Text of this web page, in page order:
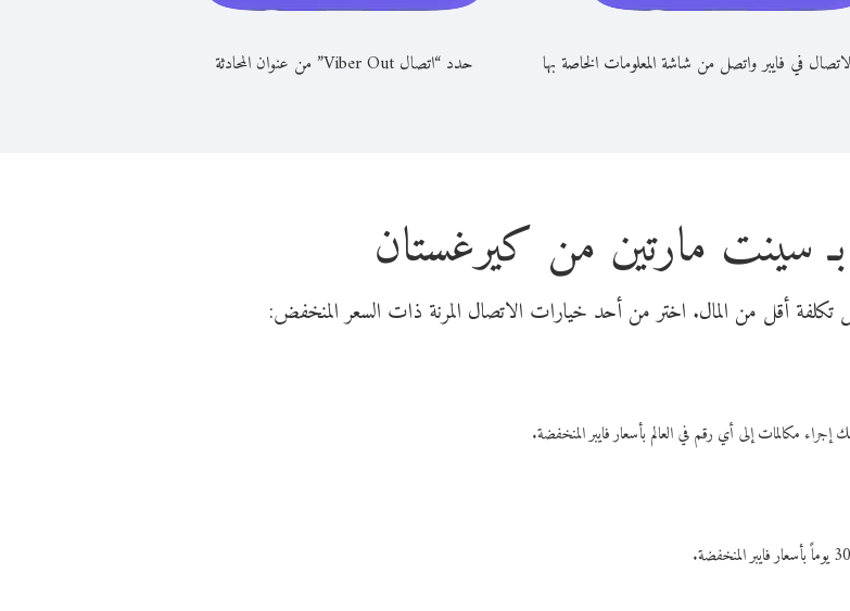
في فايبر واتصل من شاشة المعلومات الخاصة بها حدد “اتصال Viber Out” من عنوان المحادثة
سينت مارتين من كيرغستان